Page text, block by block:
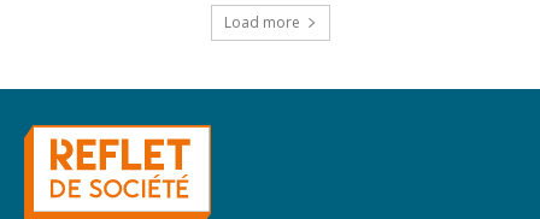
Load more